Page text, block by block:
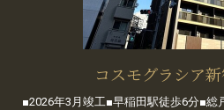
コスモグラシア
■2026年3月竣工■早稲田駅徒歩6分■総